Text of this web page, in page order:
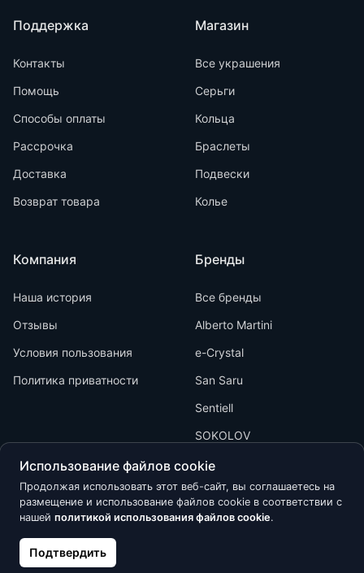
Поддержка
Контакты
Помощь
Способы оплаты
Рассрочка
Доставка
Возврат товара
Компания
Наша история
Отзывы
Условия пользования
Политика приватности
Магазин
Все украшения
Серьги
Кольца
Браслеты
Подвески
Колье
Бренды
Все бренды
Alberto Martini
e-Crystal
San Saru
Sentiell
SOKOLOV
Kõik õigused kaitstud © 2026 Calypso
Использование файлов cookie
Продолжая использовать этот веб-сайт, вы соглашаетесь на
размещение и использование файлов cookie в соответствии с
нашей политикой использования файлов cookie.
Подтвердить